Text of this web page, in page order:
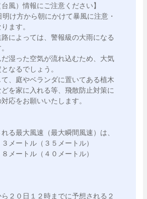
台風）情報にご注意ください】
け方から朝にかけて暴風に注意・
ます。
によっては、警報級の大雨になる
湿った空気が流れ込むため、大気
なるでしょう。
、庭やベランダに置いてある植木
を家に入れる等、飛散防止対策に
応をお願いいたします。
る最大風速（最大瞬間風速）は、
メートル（３５メートル）
ートル（４０メートル）
ら２０日１２時までに予想される２